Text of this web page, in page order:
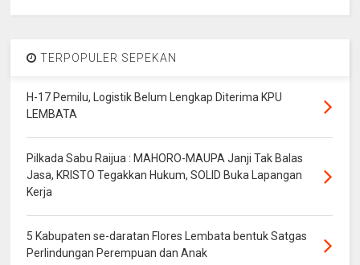
TERPOPULER SEPEKAN
H-17 Pemilu, Logistik Belum Lengkap Diterima KPU
LEMBATA
Pilkada Sabu Raijua : MAHORO-MAUPA Janji Tak Balas
Jasa, KRISTO Tegakkan Hukum, SOLID Buka Lapangan
Kerja
5 Kabupaten se-daratan Flores Lembata bentuk Satgas
Perlindungan Perempuan dan Anak